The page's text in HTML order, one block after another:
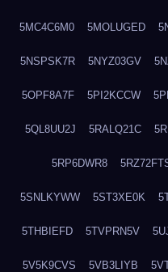
5MC4C6M0 5MOLUGED
5NSPSK7R 5NYZ03GV
5OPF8A7F 5PI2KCCW
5QL8UU2J 5RALQ21C
5RP6DWR8
5SNLKYWW 5ST3XE0K
5THBIEFD 5TVPRN5V
5V5K9CVS 5VB3LIYB